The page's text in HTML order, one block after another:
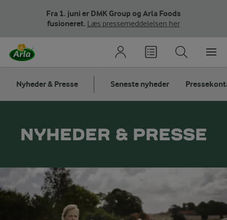
Fra 1. juni er DMK Group og Arla Foods
fusioneret. Læs pressemeddelelsen her
Nyheder & Presse Seneste nyheder
NYHEDER & PRESSE